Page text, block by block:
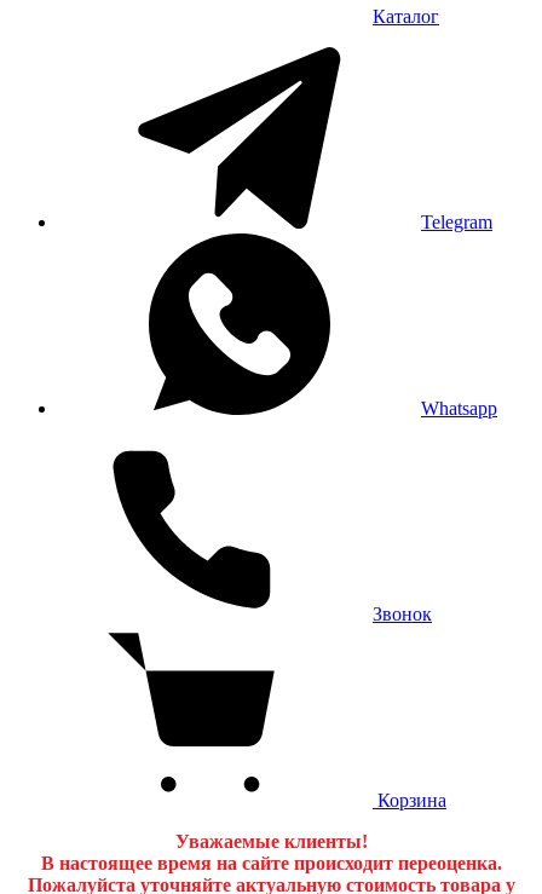
Каталог
Telegram
Whatsapp
Звонок
Корзина
Уважаемые клиенты!
В настоящее время на сайте происходит переоценка.
Пожалуйста уточняйте актуальную стоимость товара у